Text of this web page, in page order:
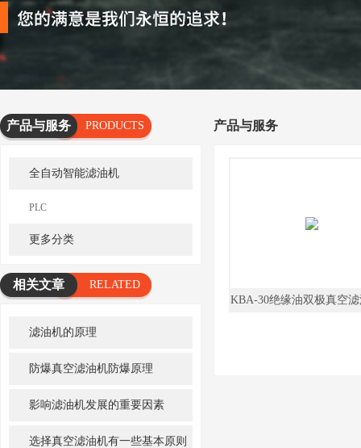
产品与服务
PRODUCTS
SERVICES
全自动智能滤油机
PLC
更多分类
相关文章
RELATED
滤油机的原理
防爆真空滤油机防爆原理
影响滤油机发展的重要因素
选择真空滤油机有一些基本原则
产品与服务
KBA-30绝缘油双极真空